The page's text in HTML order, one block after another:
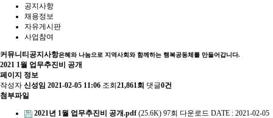
공지사항
채용정보
자유게시판
사업참여
커뮤니티 공지사항은혜와 나눔으로 지역사회와 함께하는 행복공동체를 만들어갑니다.
2021 1월 업무추진비 공개
페이지 정보
작성자 신성임 2021-02-05 11:06 조회 21,861회 댓글0건
첨부파일
2021년 1월 업무추진비 공개.pdf(25.6K) 97회 다운로드 DATE : 2021-02-05